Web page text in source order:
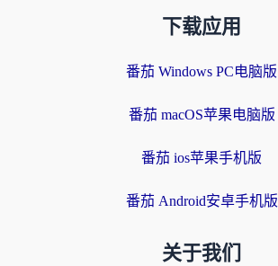
下载应用
番茄 Windows PC电脑版
番茄 macOS苹果电脑版
番茄 ios苹果手机版
番茄 Android安卓手机版
关于我们